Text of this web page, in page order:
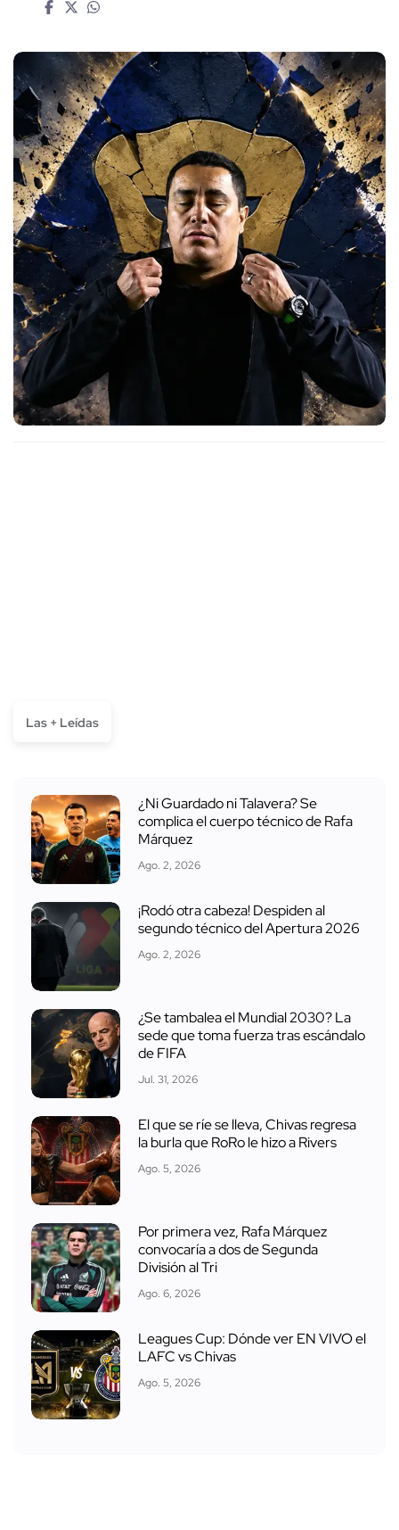
Las + Leídas
¿Ni Guardado ni Talavera? Se
complica el cuerpo técnico de Rafa
Márquez
Ago. 2, 2026
¡Rodó otra cabeza! Despiden al
segundo técnico del Apertura 2026
Ago. 2, 2026
¿Se tambalea el Mundial 2030? La
sede que toma fuerza tras escándalo
de FIFA
Jul. 31, 2026
El que se ríe se lleva, Chivas regresa
la burla que RoRo le hizo a Rivers
Ago. 5, 2026
Por primera vez, Rafa Márquez
convocaría a dos de Segunda
División al Tri
Ago. 6, 2026
Leagues Cup: Dónde ver EN VIVO el
LAFC vs Chivas
Ago. 5, 2026